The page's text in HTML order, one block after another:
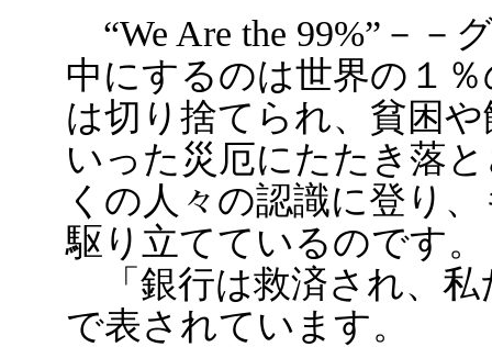
“We Are the 99%”－－
中にするのは世界の１
は切り捨てられ、貧困
いった災厄にたたき落
くの人々の認識に登り
駆り立てているのです。
「銀行は救済され、私
で表されています。